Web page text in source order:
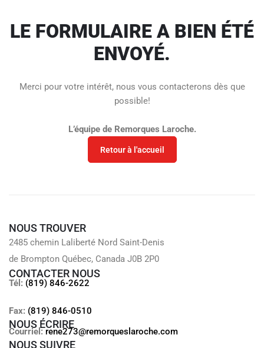
LE FORMULAIRE A BIEN ÉTÉ
ENVOYÉ.
Merci pour votre intérêt, nous vous contacterons dès que
possible!
L’équipe de Remorques Laroche.
Retour à l'accueil
NOUS TROUVER
2485 chemin Laliberté Nord Saint-Denis
de Brompton Québec, Canada J0B 2P0
CONTACTER NOUS
Tél: (819) 846-2622
Fax: (819) 846-0510
NOUS ÉCRIRE
Courriel: rene273@remorqueslaroche.com
NOUS SUIVRE